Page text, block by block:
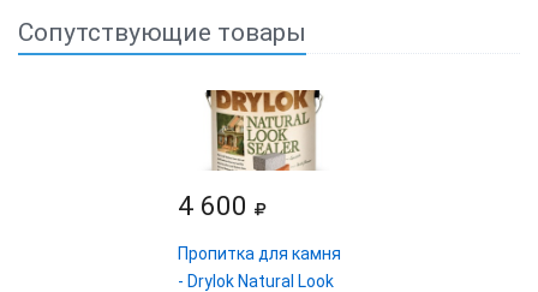
Сопутствующие товары
4 600
Пропитка для камня
- Drylok Natural Look